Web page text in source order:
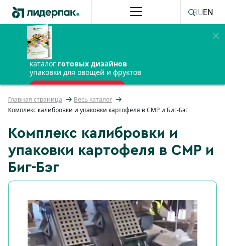
каталог готовых дизайнов
упаковки для овощей и фруктов
ПОЛУЧИТЬ БЕСПЛАТНО
RUEN
Главная страница
Весь каталог
Комплекс калибровки и упаковки картофеля в СМР и Биг-Бэг
Комплекс калибровки и
упаковки картофеля в СМР и
Биг-Бэг